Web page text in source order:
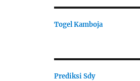
Togel Kamboja
Prediksi Sdy